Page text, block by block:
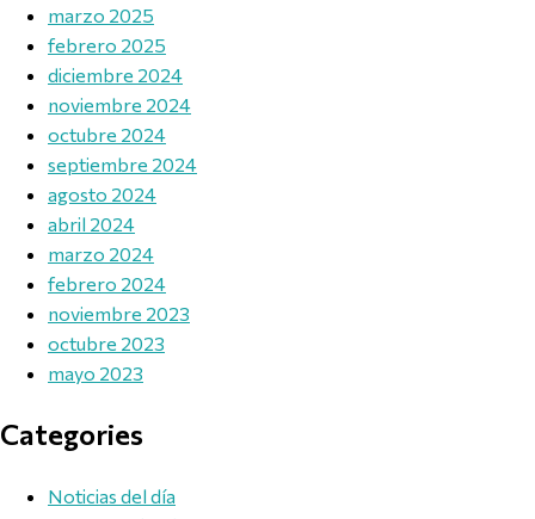
marzo 2025
febrero 2025
diciembre 2024
noviembre 2024
octubre 2024
septiembre 2024
agosto 2024
abril 2024
marzo 2024
febrero 2024
noviembre 2023
octubre 2023
mayo 2023
Categories
Noticias del día